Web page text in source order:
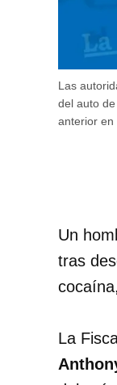
Las
del auto
anterior en
Un
tras
La